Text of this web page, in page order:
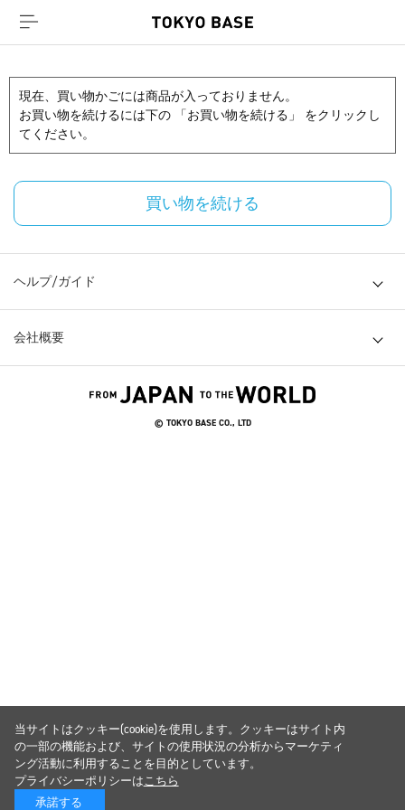
現在、買い物かごには商品が入っておりません。
お買い物を続けるには下の 「お買い物を続ける」 をクリックし
てください。
買い物を続ける
ヘルプ/ガイド
会社概要
© TOKYO BASE CO., LTD
当サイトはクッキー(cookie)を使用します。クッキーはサイト内
の一部の機能および、サイトの使用状況の分析からマーケティ
ング活動に利用することを目的としています。
プライバシーポリシーはこちら
承諾する